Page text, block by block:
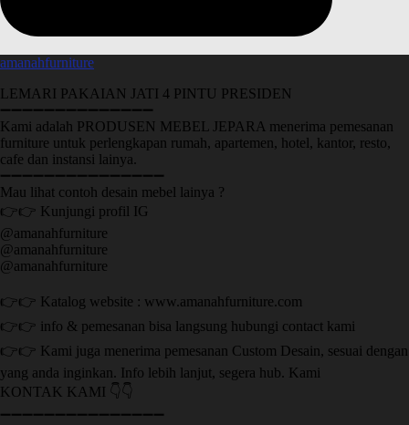
amanahfurniture
LEMARI PAKAIAN JATI 4 PINTU PRESIDEN
➖➖➖➖➖➖➖➖➖➖➖➖➖➖
Kami adalah PRODUSEN MEBEL JEPARA menerima pemesanan
furniture untuk perlengkapan rumah, apartemen, hotel, kantor, resto,
cafe dan instansi lainya.
➖➖➖➖➖➖➖➖➖➖➖➖➖➖➖
Mau lihat contoh desain mebel lainya ?
👉👉 Kunjungi profil IG
@amanahfurniture
@amanahfurniture
@amanahfurniture
👉👉 Katalog website : www.amanahfurniture.com
👉👉 info & pemesanan bisa langsung hubungi contact kami
👉👉 Kami juga menerima pemesanan Custom Desain, sesuai dengan
yang anda inginkan. Info lebih lanjut, segera hub. Kami
KONTAK KAMI 👇👇
➖➖➖➖➖➖➖➖➖➖➖➖➖➖➖ ㅤ